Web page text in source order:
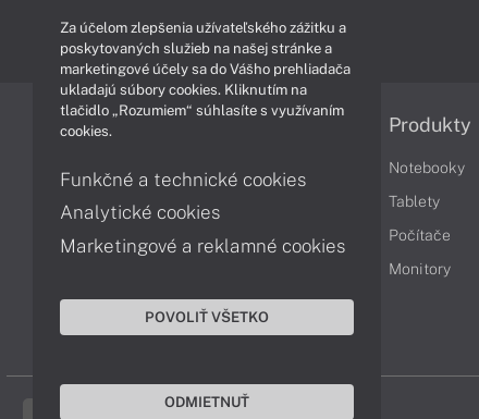
Reklamačné podmienky
Ochrana osobných údajov
Vyhlásenie o prístupnosti
Cookies
Produkty
Notebooky
Tablety
Počítače
Monitory
Za účelom zlepšenia užívateľského zážitku a
poskytovaných služieb na našej stránke a
marketingové účely sa do Vášho prehliadača
ukladajú súbory cookies. Kliknutím na
tlačidlo „Rozumiem“ súhlasíte s využívaním
cookies.
Funkčné a technické cookies
Analytické cookies
Marketingové a reklamné cookies
POVOLIŤ VŠETKO
ODMIETNUŤ